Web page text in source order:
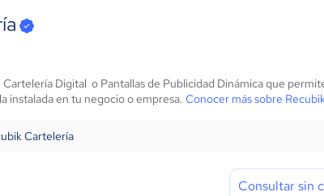
Digital o Pantallas de Publicidad Dinámica que
instalada en tu negocio o empresa. Conocer más sobre
Cartelería
Consultar sin